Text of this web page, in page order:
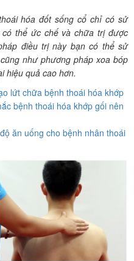
hóa đốt sống cổ chỉ có sử
thể ức chế và chữa trị được
điều trị này bạn có thể sử
như phương pháp xoa bóp
hiệu quả cao hơn.
lứt chữa bệnh thoái hóa khớp
bệnh thoái hóa khớp gối nên
ăn uống cho bệnh nhân thoái